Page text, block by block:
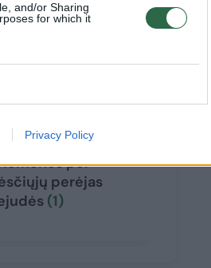
and/or Sharing
for which it
Privacy Policy
draudimo
senjorų
per
perėjas
(1)